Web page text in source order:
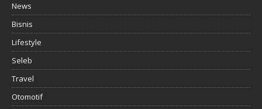
News
Bisnis
Lifestyle
Seleb
Travel
Otomotif